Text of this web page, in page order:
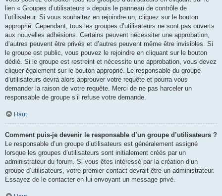
lien « Groupes d’utilisateurs » depuis le panneau de contrôle de
l’utilisateur. Si vous souhaitez en rejoindre un, cliquez sur le bouton
approprié. Cependant, tous les groupes d’utilisateurs ne sont pas ouverts
aux nouvelles adhésions. Certains peuvent nécessiter une approbation,
d’autres peuvent être privés et d’autres peuvent même être invisibles. Si
le groupe est public, vous pouvez le rejoindre en cliquant sur le bouton
dédié. Si le groupe est restreint et nécessite une approbation, vous devez
cliquer également sur le bouton approprié. Le responsable du groupe
d’utilisateurs devra alors approuver votre requête et pourra vous
demander la raison de votre requête. Merci de ne pas harceler un
responsable de groupe s’il refuse votre demande.
Haut
Comment puis-je devenir le responsable d’un groupe d’utilisateurs ?
Le responsable d’un groupe d’utilisateurs est généralement assigné
lorsque les groupes d’utilisateurs sont initialement créés par un
administrateur du forum. Si vous êtes intéressé par la création d’un
groupe d’utilisateurs, votre premier contact devrait être un administrateur.
Essayez de le contacter en lui envoyant un message privé.